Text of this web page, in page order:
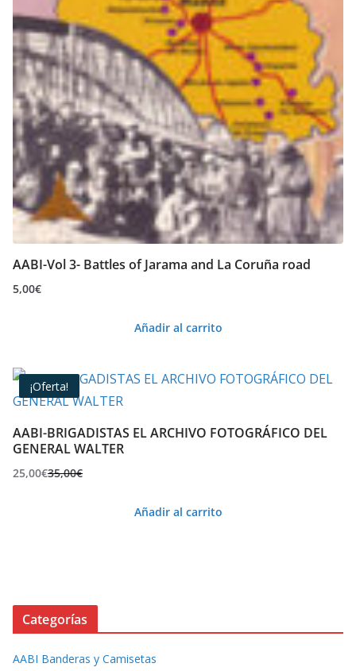
AABI-Vol 3- Battles of Jarama and La Coruña road
5,00€
Añadir al carrito
¡Oferta!
AABI-BRIGADISTAS EL ARCHIVO FOTOGRÁFICO DEL
GENERAL WALTER
35,00€
El
25,00€
El
Añadir al carrito
Categorías
AABI Banderas y Camisetas